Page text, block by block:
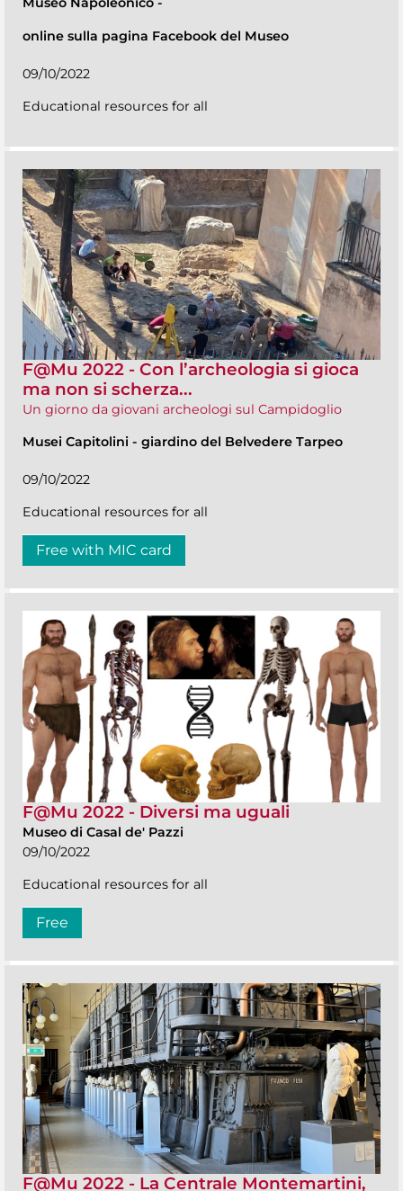
online sulla pagina Facebook del Museo
09/10/2022
Educational resources for all
F@Mu 2022 - Con l’archeologia si gioca
ma non si scherza...
Un giorno da giovani archeologi sul Campidoglio
Musei Capitolini - giardino del Belvedere Tarpeo
09/10/2022
Educational resources for all
Free with MIC card
F@Mu 2022 - Diversi ma uguali
Museo di Casal de' Pazzi
09/10/2022
Educational resources for all
Free
F@Mu 2022 - La Centrale Montemartini,